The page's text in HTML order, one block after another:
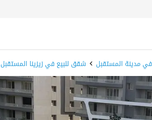
مدينة المستقبل شقق للبيع في زيزينا المستقبل